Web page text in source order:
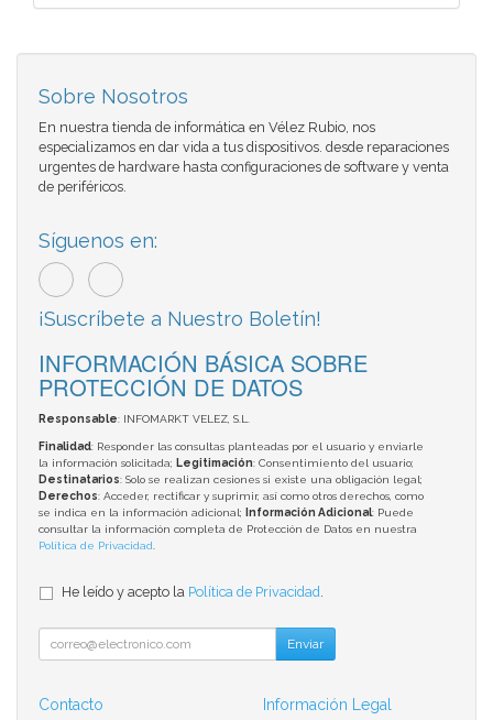
Sobre Nosotros
En nuestra tienda de informática en Vélez Rubio, nos
especializamos en dar vida a tus dispositivos. desde reparaciones
urgentes de hardware hasta configuraciones de software y venta
de periféricos.
Síguenos en:
¡Suscríbete a Nuestro Boletín!
INFORMACIÓN BÁSICA SOBRE
PROTECCIÓN DE DATOS
Responsable: INFOMARKT VELEZ, S.L.
Finalidad: Responder las consultas planteadas por el usuario y enviarle
la información solicitada; Legitimación: Consentimiento del usuario;
Destinatarios: Solo se realizan cesiones si existe una obligación legal;
Derechos: Acceder, rectificar y suprimir, así como otros derechos, como
se indica en la información adicional;
Información Adicional: Puede
consultar la información completa de Protección de Datos en nuestra
Política de Privacidad
He leído y acepto la Política de Privacidad
Enviar
Contacto
Información Legal